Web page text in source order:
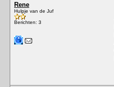
Rene
Hulpje van de Juf
Berichten: 3